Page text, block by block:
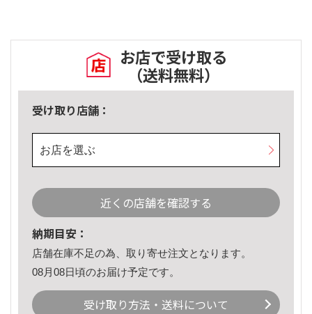
お店で受け取る
（送料無料）
受け取り店舗：
お店を選ぶ
近くの店舗を確認する
納期目安：
店舗在庫不足の為、取り寄せ注文となります。
08月08日頃のお届け予定です。
受け取り方法・送料について